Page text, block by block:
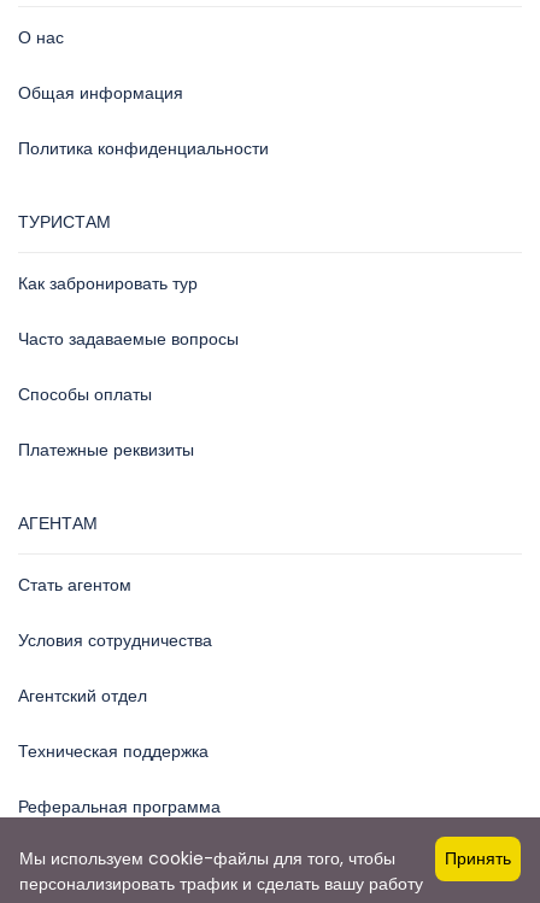
О нас
Общая информация
Политика конфиденциальности
ТУРИСТАМ
Как забронировать тур
Часто задаваемые вопросы
Способы оплаты
Платежные реквизиты
АГЕНТАМ
Стать агентом
Условия сотрудничества
Агентский отдел
Техническая поддержка
Реферальная программа
Мы используем cookie-файлы для того, чтобы
персонализировать трафик и сделать вашу работу
Принять